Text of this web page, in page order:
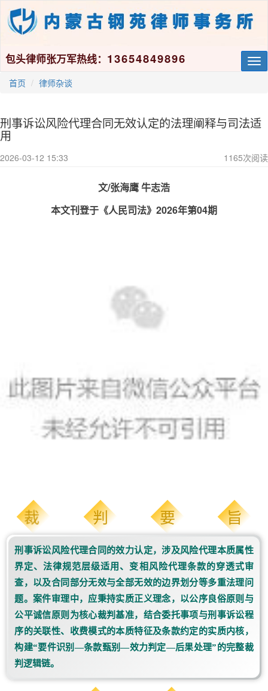
包头律师张万军热线： 13654849896
首页 律师杂谈
刑事诉讼风险代理合同无效认定的法理阐释与司法适
用
2026-03-12 15:33 1165次阅读
文/张海鹰 牛志浩
本文刊登于《人民司法》2026年第04期
裁 判 要 旨
刑事诉讼风险代理合同的效力认定，涉及风险代理本质属性
界定、法律规范层级适用、变相风险代理条款的穿透式审
查，以及合同部分无效与全部无效的边界划分等多重法理问
题。案件审理中，应秉持实质正义理念，以公序良俗原则与
公平诚信原则为核心裁判基准，结合委托事项与刑事诉讼程
序的关联性、收费模式的本质特征及条款约定的实质内核，
构建“要件识别—条款甄别—效力判定—后果处理”的完整裁
判逻辑链。